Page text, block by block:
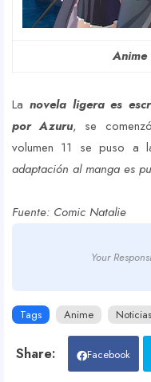
La novela ligera es
por Azuru, se
volumen 11 se puso a
adaptación al manga es
Fuente: Comic Natalie
Your
Tags Anime Noticias
Facebook